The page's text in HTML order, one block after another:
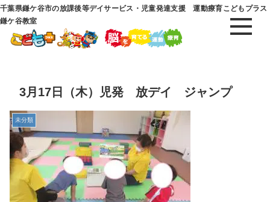
千葉県鎌ケ谷市の放課後等デイサービス・児童発達支援 運動療育こどもプラス
鎌ケ谷教室
3月17日（木）児発 放デイ ジャンプ
未分類